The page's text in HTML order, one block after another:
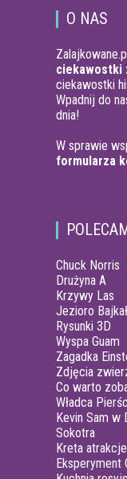
O NAS
ciekawostki
ciekawostki
Wpadnij do
dnia!
W sprawie
formularza
Chuck Norris
Drużyna A
Krzywy Las
Jezioro Bajkał
Rysunki 3D
Wyspa Guam
Zagadka
Zdjęcia
Co warto
Władca
Kevin Sam w
Sokotra
Kreta atrakcje
Eksperyment